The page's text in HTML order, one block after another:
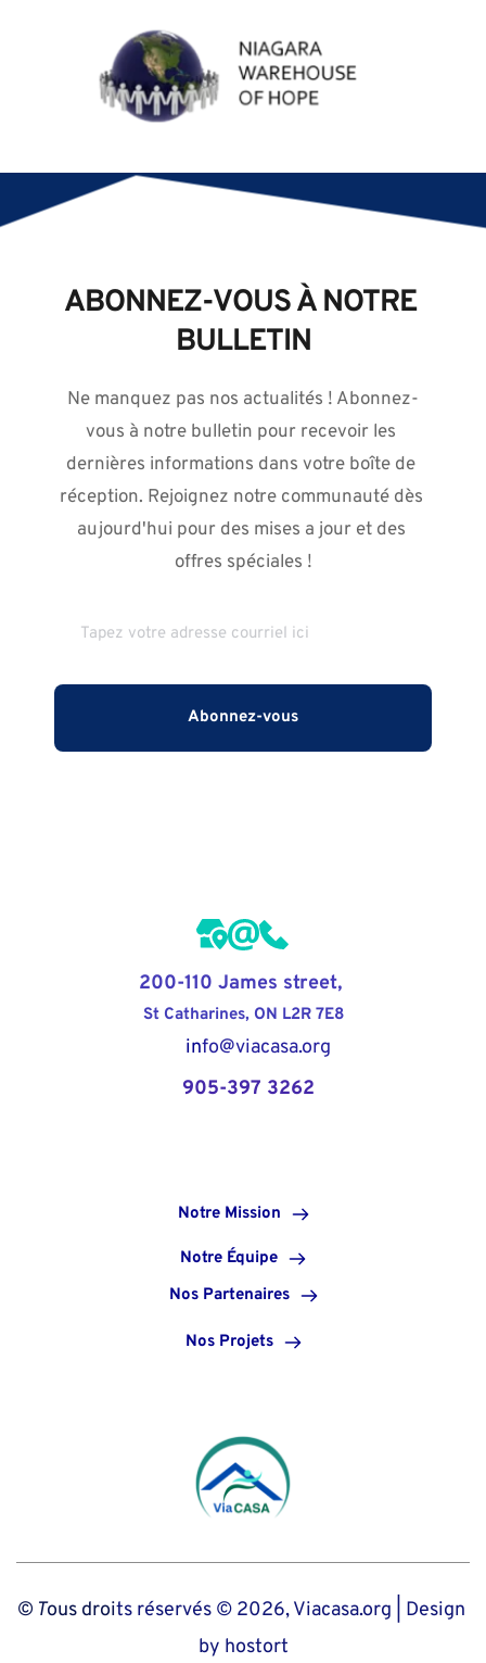
ABONNEZ-VOUS À NOTRE
BULLETIN
Ne manquez pas nos actualités ! Abonnez-
vous à notre bulletin pour recevoir les
dernières informations dans votre boîte de
réception. Rejoignez notre communauté dès
aujourd'hui pour des mises a jour et des
offres spéciales !
Abonnez-vous
200-110 James street,
St Catharines, ON L2R 7E8
       in
fo@viacasa.org
  905-397 3262
Notre Mission
Notre Équipe
Nos Partenaires
Nos Projets
© Tous droits réservés © 2026, Viacasa.org | Design
by hostort